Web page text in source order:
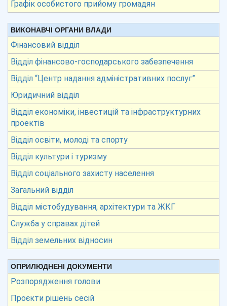
Графік особистого прийому громадян
ВИКОНАВЧІ ОРГАНИ ВЛАДИ
Фінансовий відділ
Відділ фінансово-господарського забезпечення
Відділ “Центр надання адміністративних послуг”
Юридичний відділ
Відділ економіки, інвестицій та інфраструктурних
проектів
Відділ освіти, молоді та спорту
Відділ культури і туризму
Відділ соціального захисту населення
Загальний відділ
Відділ містобудування, архітектури та ЖКГ
Служба у справах дітей
Відділ земельних відносин
ОПРИЛЮДНЕНІ ДОКУМЕНТИ
Розпорядження голови
Проєкти рішень сесій